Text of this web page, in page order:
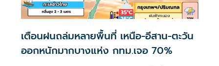
เตือนฝนถล่มหลายพื้นที่ เหนือ-อีสาน-ตะวัน
ออกหนักมากบางแห่ง กทม.เจอ 70%